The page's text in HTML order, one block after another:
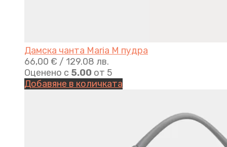
Дамска чанта Maria M пудра
66,00 € / 129.08 лв.
Оценено с 5.00 от 5
Добавяне в количката